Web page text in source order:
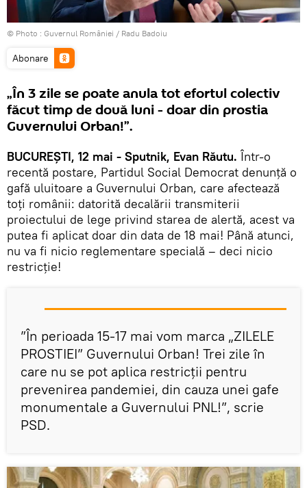
© Photo : Guvernul României / Radu Badoiu
Abonare
„În 3 zile se poate anula tot efortul colectiv
făcut timp de două luni - doar din prostia
Guvernului Orban!”.
BUCUREȘTI, 12 mai - Sputnik, Evan Răutu. Într-o
recentă postare, Partidul Social Democrat denunță o
gafă uluitoare a Guvernului Orban, care afectează
toți românii: datorită decalării transmiterii
proiectului de lege privind starea de alertă, acest va
putea fi aplicat doar din data de 18 mai! Până atunci,
nu va fi nicio reglementare specială – deci nicio
restricție!
”În perioada 15-17 mai vom marca „ZILELE
PROSTIEI” Guvernului Orban! Trei zile în
care nu se pot aplica restricții pentru
prevenirea pandemiei, din cauza unei gafe
monumentale a Guvernului PNL!”, scrie
PSD.